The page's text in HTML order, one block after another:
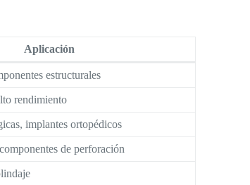
Aplicación
estructurales
rendimiento
implantes ortopédicos
de perforación